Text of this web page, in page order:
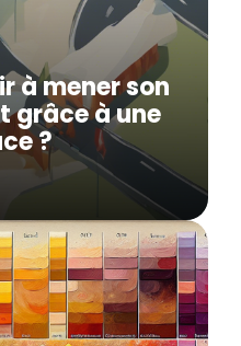
à mener son
grâce à une
?